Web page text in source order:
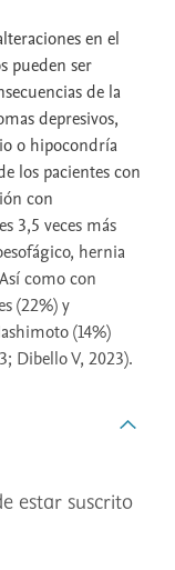
en el
pueden ser
de la
depresivos,
o hipocondría
los pacientes con
con
3,5 veces más
hernia
como con
(22%) y
(14%)
Dibello V, 2023).
estar suscrito